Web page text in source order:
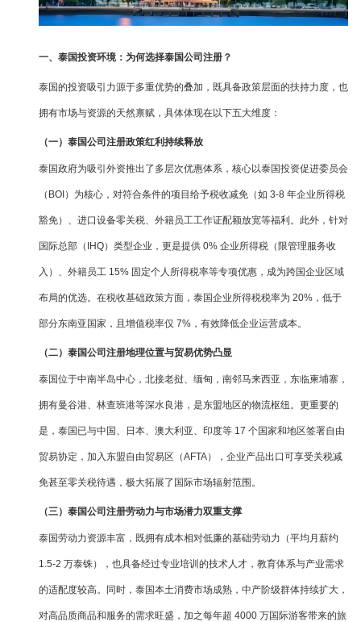
一、泰国投资环境：为何选择泰国公司注册？
泰国的投资吸引力源于多重优势的叠加，既具备政策层面的扶持力度，也
拥有市场与资源的天然禀赋，具体体现在以下五大维度：
（一）泰国公司注册政策红利持续释放
泰国政府为吸引外资推出了多层次优惠体系，核心以泰国投资促进委员会
（BOI）为核心，对符合条件的项目给予税收减免（如 3-8 年企业所得税
豁免）、进口设备零关税、外籍员工工作证配额放宽等福利。此外，针对
国际总部（IHQ）类型企业，更是提供 0% 企业所得税（限管理服务收
入）、外籍员工 15% 固定个人所得税率等专项优惠，成为跨国企业区域
布局的优选。在税收基础政策方面，泰国企业所得税税率为 20%，低于
部分东南亚国家，且增值税率仅 7%，有效降低企业运营成本。
（二）泰国公司注册地理位置与贸易优势凸显
泰国位于中南半岛中心，北接老挝、缅甸，南邻马来西亚，东临柬埔寨，
拥有曼谷港、林查班港等深水良港，是东盟地区的物流枢纽。更重要的
是，泰国已与中国、日本、澳大利亚、印度等 17 个国家和地区签署自由
贸易协定，加入东盟自由贸易区（AFTA），企业产品出口可享受关税减
免甚至零关税待遇，极大拓展了国际市场辐射范围。
（三）泰国公司注册劳动力与市场潜力双重支撑
泰国劳动力资源丰富，既拥有成本相对低廉的基础劳动力（平均月薪约
1.5-2 万泰铢），也具备经过专业培训的技术人才，教育体系与产业需求
的适配度较高。同时，泰国本土消费市场成熟，中产阶级群体持续扩大，
对高品质商品和服务的需求旺盛，加之每年超 4000 万国际游客带来的旅